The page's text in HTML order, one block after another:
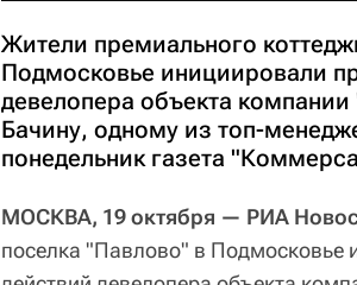
Жители премиального
Подмосковье инициировали
девелопера объекта
Бачину, одному из топ-
понедельник газета
МОСКВА, 19 октября — РИА
поселка "Павлово" в Подмосковье